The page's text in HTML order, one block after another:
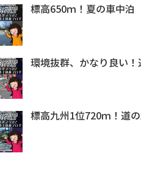
標高650ｍ！夏の車中
環境抜群、かなり良い
標高九州1位720ｍ！道